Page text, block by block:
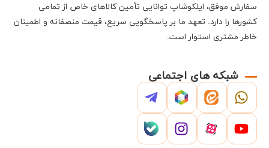
سفارش موفق، ایلکوشاپ توانایی تأمین کالاهای خاص از تمامی
کشورها را دارد. تعهد ما بر پاسخگویی سریع، قیمت منصفانه و اطمینان
خاطر مشتری استوار است.
شبکه های اجتماعی